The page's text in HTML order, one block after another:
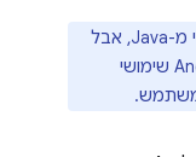
אומנם אפשר להימנע לגמרי מ-Java, אבל
סביר להניח ש-Android Java framework שימושי
משתמש.